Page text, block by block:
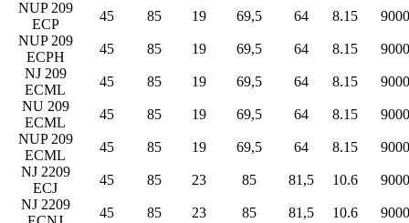
NUP 209
ECP
45 85 19 69,5 64 8.15
9000
NUP 209
ECPH
45 85 19 69,5 64 8.15
9000
NJ 209
ECML
45 85 19 69,5 64 8.15
9000
NU 209
ECML
45 85 19 69,5 64 8.15
9000
NUP 209
ECML
45 85 19 69,5 64 8.15
9000
NJ 2209
ECJ
45 85 23 85 81,5 10.6
9000
NJ 2209
45 85 23 85 81,5 10.6
9000